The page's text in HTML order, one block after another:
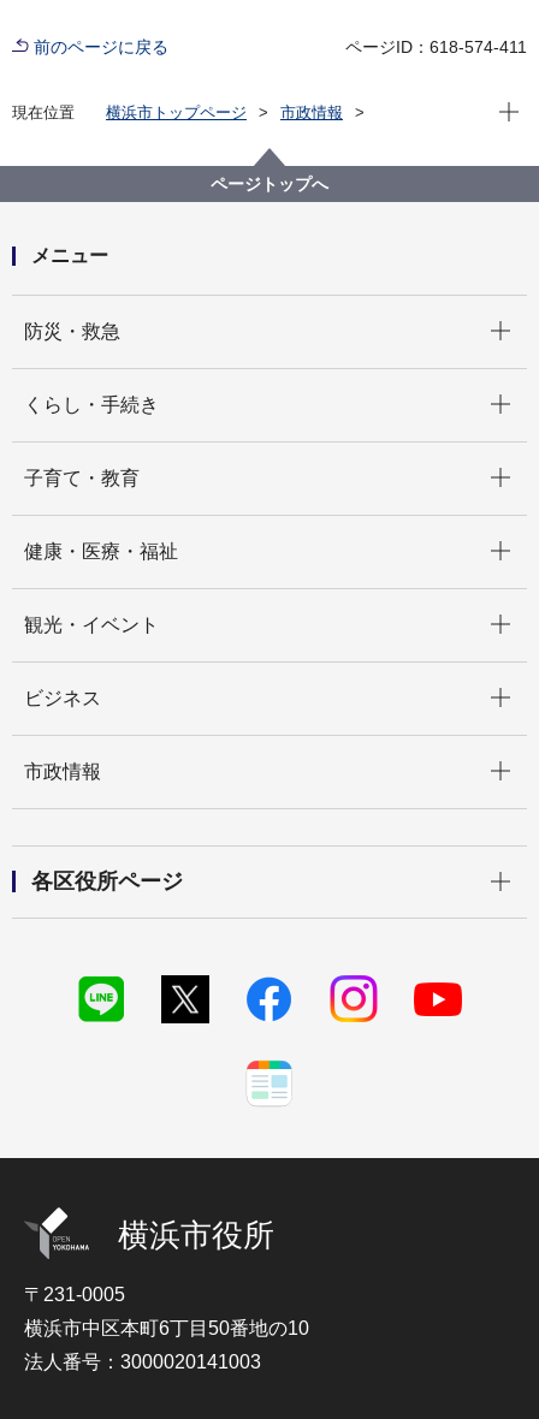
前のページに戻る ページID：618-574-411
現在位置 横浜市トップページ
市政情報
ＮＨＫ放送が受信できる設備における受信契約漏れに
ついて
現在
ページトップへ
メニュー
防災・救急
くらし・手続き
子育て・教育
健康・医療・福祉
観光・イベント
ビジネス
市政情報
各区役所ページ
横浜市役所
〒231-0005
横浜市中区本町6丁目50番地の10
法人番号：3000020141003